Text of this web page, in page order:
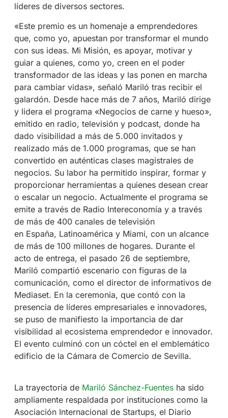
líderes de diversos sectores.
«Este premio es un homenaje a emprendedores
que, como yo, apuestan por transformar el mundo
con sus ideas. Mi Misión, es apoyar, motivar y
guiar a quienes, como yo, creen en el poder
transformador de las ideas y las ponen en marcha
para cambiar vidas», señaló Mariló tras recibir el
galardón. Desde hace más de 7 años, Mariló dirige
y lidera el programa «Negocios de carne y hueso»,
emitido en radio, televisión y podcast, donde ha
dado visibilidad a más de 5.000 invitados y
realizado más de 1.000 programas, que se han
convertido en auténticas clases magistrales de
negocios. Su labor ha permitido inspirar, formar y
proporcionar herramientas a quienes desean crear
o escalar un negocio. Actualmente el programa se
emite a través de Radio Intereconomía y a través
de más de 400 canales de televisión
en España, Latinoamérica y Miami, con un alcance
de más de 100 millones de hogares. Durante el
acto de entrega, el pasado 26 de septiembre,
Mariló compartió escenario con figuras de la
comunicación, como el director de informativos de
Mediaset. En la ceremonia, que contó con la
presencia de líderes empresariales e innovadores,
se puso de manifiesto la importancia de dar
visibilidad al ecosistema emprendedor e innovador.
El evento culminó con un cóctel en el emblemático
edificio de la Cámara de Comercio de Sevilla.
La trayectoria de Mariló Sánchez-Fuentesha sido
ampliamente respaldada por instituciones como la
Asociación Internacional de Startups, el Diario